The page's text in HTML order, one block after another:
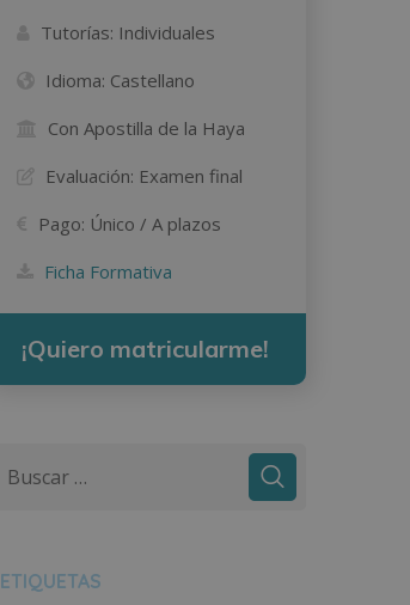
Tutorías: Individuales
Idioma: Castellano
Con Apostilla de la Haya
Evaluación: Examen final
Pago: Único / A plazos
Ficha Formativa
¡Quiero matricularme!
ETIQUETAS